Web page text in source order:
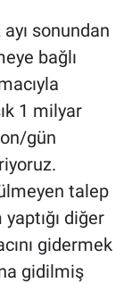
sonundan
bağlı
1 milyar
gün
talep
diğer
gidermek
gidilmiş